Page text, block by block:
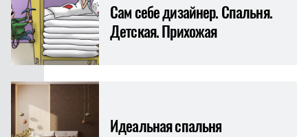
Сам себе дизайнер. Спальня.
Детская. Прихожая
Идеальная спальня